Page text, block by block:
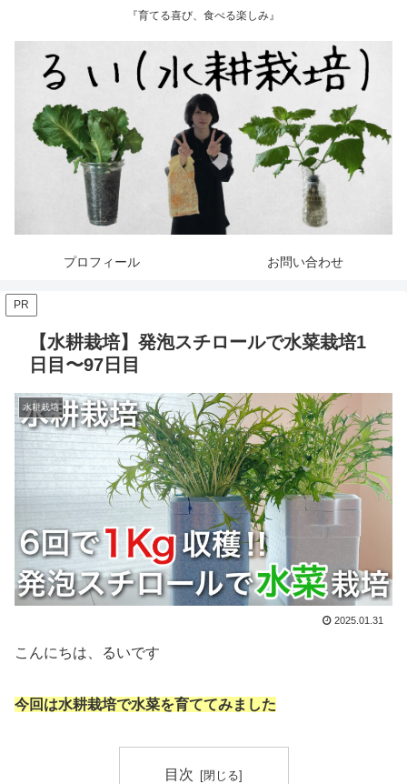
『育てる喜び、食べる楽しみ』
プロフィール お問い合わせ
PR
【水耕栽培】発泡スチロールで水菜栽培1
日目〜97日目
水耕栽培
2025.01.31
こんにちは、るいです
今回は水耕栽培で水菜を育ててみました
目次